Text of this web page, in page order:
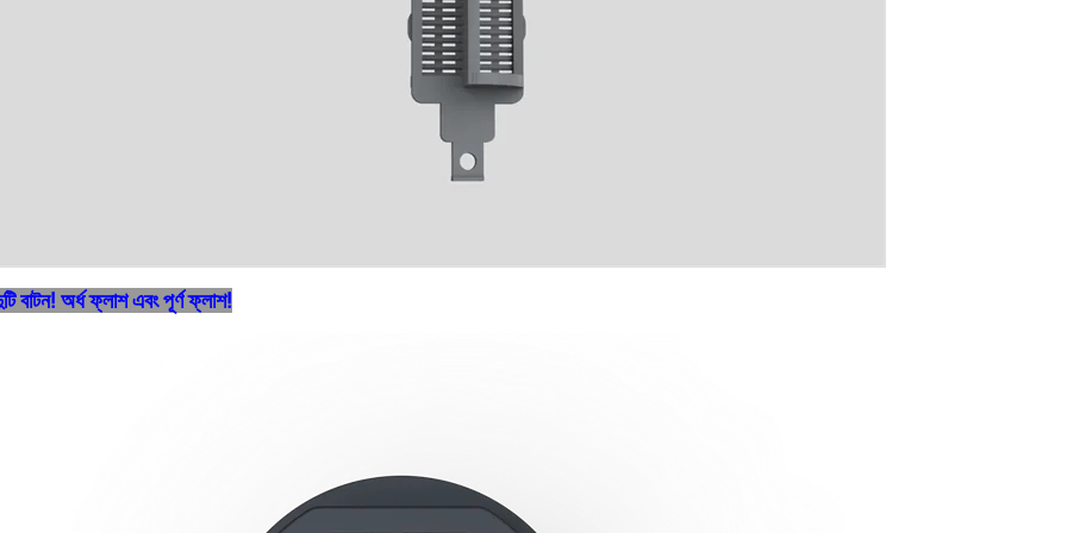
বাটন! অর্ধ ফ্লাশ এবং পূর্ণ ফ্লাশ!